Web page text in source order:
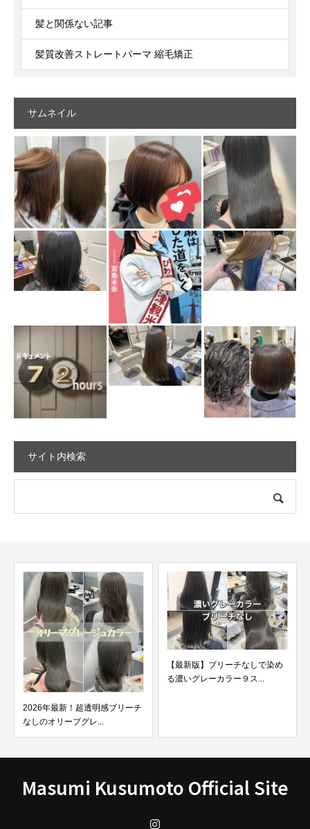
髪と関係ない記事
髪質改善ストレートパーマ 縮毛矯正
サムネイル
サイト内検索
【最新版】ブリーチなしで染め
る濃いグレーカラー９ス...
ブリーチなしのスモーキーなア
ッシュであなたの心はピ...
Masumi Kusumoto Official Site